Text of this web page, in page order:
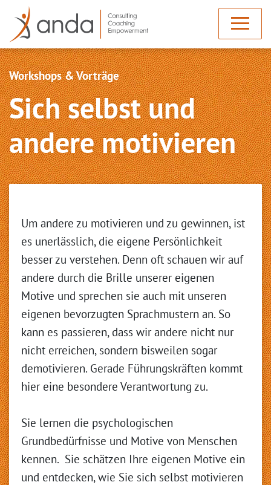
Workshops & Vorträge
Sich selbst und
andere motivieren
Um andere zu motivieren und zu gewinnen, ist
es unerlässlich, die eigene Persönlichkeit
besser zu verstehen. Denn oft schauen wir auf
andere durch die Brille unserer eigenen
Motive und sprechen sie auch mit unseren
eigenen bevorzugten Sprachmustern an. So
kann es passieren, dass wir andere nicht nur
nicht erreichen, sondern bisweilen sogar
demotivieren. Gerade Führungskräften kommt
hier eine besondere Verantwortung zu.
Sie lernen die psychologischen
Grundbedürfnisse und Motive von Menschen
kennen. Sie schätzen Ihre eigenen Motive ein
und entdecken, wie Sie sich selbst motivieren